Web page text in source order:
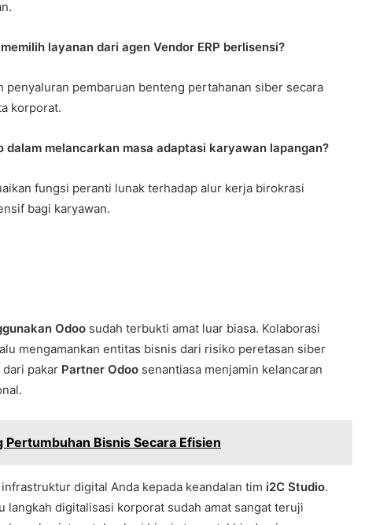
layanan dari agen Vendor ERP berlisensi?
penyaluran pembaruan benteng pertahanan siber secara
korporat.
dalam melancarkan masa adaptasi karyawan lapangan?
fungsi peranti lunak terhadap alur kerja birokrasi
bagi karyawan.
Odoo sudah terbukti amat luar biasa. Kolaborasi
mengamankan entitas bisnis dari risiko peretasan siber
pakar Partner Odoo senantiasa menjamin kelancaran
Bisnis Secara Efisien
digital Anda kepada keandalan tim i2C Studio.
langkah digitalisasi korporat sudah amat sangat teruji